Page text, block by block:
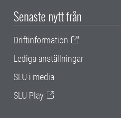
Senaste nytt från
Driftinformation
Lediga anställningar
SLU i media
SLU Play